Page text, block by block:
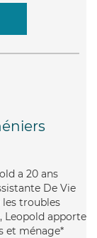
a 20 ans
De Vie
troubles
Leopold apporte
et ménage*